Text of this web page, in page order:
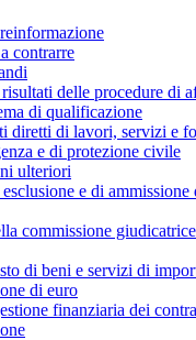
contrarre
delle procedure di
di qualificazione
diretti di lavori, servizi e
e di protezione civile
ulteriori
e di ammissione
commissione
di beni e servizi di
di euro
finanziaria dei